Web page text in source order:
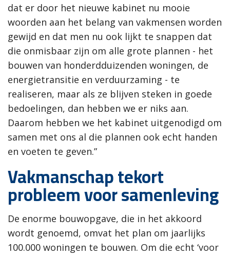
dat er door het nieuwe kabinet nu mooie
woorden aan het belang van vakmensen worden
gewijd en dat men nu ook lijkt te snappen dat
die onmisbaar zijn om alle grote plannen - het
bouwen van honderdduizenden woningen, de
energietransitie en verduurzaming - te
realiseren, maar als ze blijven steken in goede
bedoelingen, dan hebben we er niks aan.
Daarom hebben we het kabinet uitgenodigd om
samen met ons al die plannen ook echt handen
en voeten te geven.”
Vakmanschap tekort
probleem voor samenleving
De enorme bouwopgave, die in het akkoord
wordt genoemd, omvat het plan om jaarlijks
100.000 woningen te bouwen. Om die echt ‘voor